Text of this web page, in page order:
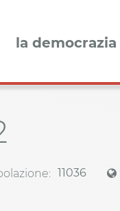
la
11036